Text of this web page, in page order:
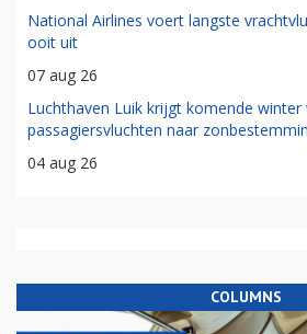
National Airlines voert langste
ooit uit
07 aug 26
Luchthaven Luik krijgt komende winter
passagiersvluchten naar
04 aug 26
COLUMNS